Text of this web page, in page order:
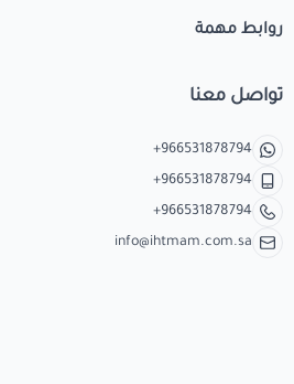
روابط مهمة
تواصل معنا
+966531878794
+966531878794
+966531878794
info@ihtmam.com.sa